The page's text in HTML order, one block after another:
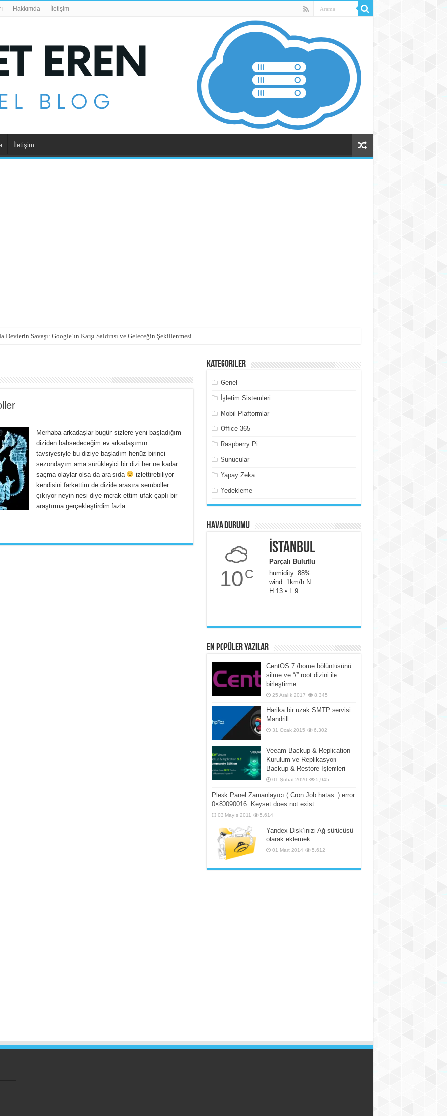
Hakkımda İletişim
İletişim
Devlerin Savaşı: Google’ın Karşı Saldırısı ve Geleceğin Şekillenmesi
Merhaba arkadaşlar bugün sizlere yeni başladığım
diziden bahsedeceğim ev arkadaşımın
tavsiyesiyle bu diziye başladım henüz birinci
sezondayım ama sürükleyici bir dizi her ne kadar
saçma olaylar olsa da ara sıda
izlettirebiliyor
kendisini farkettim de dizide arasıra semboller
çıkıyor neyin nesi diye merak ettim ufak çaplı bir
araştırma gerçekleştirdim fazla …
Kategoriler
Genel
İşletim Sistemleri
Mobil Plaftormlar
Office 365
Raspberry Pi
Sunucular
Yapay Zeka
Yedekleme
Hava Durumu
10C
İstanbul
Parçalı Bulutlu
humidity: 88%
wind: 1km/h N
H 13 • L 9
En popüler yazılar
CentOS 7 /home bölüntüsünü
silme ve “/” root dizini ile
birleştirme
25 Aralık 2017 8,345
Harika bir uzak SMTP servisi :
Mandrill
31 Ocak 2015 6,302
Veeam Backup & Replication
Kurulum ve Replikasyon
Backup & Restore İşlemleri
01 Şubat 2020 5,945
Plesk Panel Zamanlayıcı ( Cron Job hatası ) error
0×80090016: Keyset does not exist
03 Mayıs 2011 5,614
Yandex Disk’inizi Ağ sürücüsü
olarak eklemek.
01 Mart 2014 5,612